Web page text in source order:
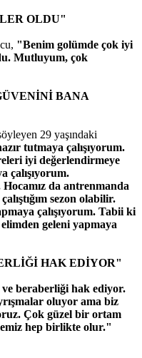
OLDU"
"Benim golümde çok iyi
Mutluyum, çok
BANA
29 yaşındaki
tutmaya çalışıyorum.
iyi değerlendirmeye
çalışıyorum.
da antrenmanda
sezon olabilir.
çalışıyorum. Tabii ki
elimden geleni yapmaya
HAK EDİYOR"
beraberliği hak ediyor.
oluyor ama biz
Çok güzel bir ortam
hep birlikte olur."